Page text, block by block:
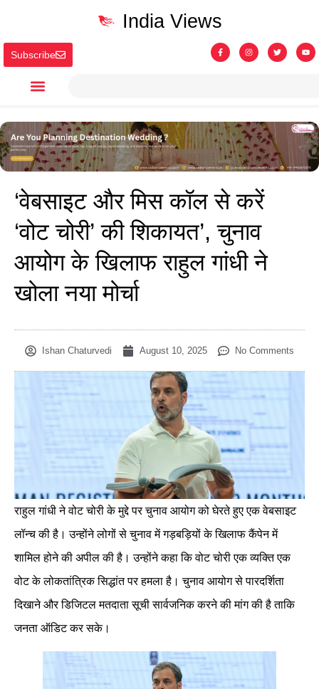
Subscribe
India Views
‘वेबसाइट और मिस कॉल से करें
‘वोट चोरी’ की शिकायत’, चुनाव
आयोग के खिलाफ राहुल गांधी ने
खोला नया मोर्चा
Ishan Chaturvedi August 10, 2025 No Comments
राहुल गांधी ने वोट चोरी के मुद्दे पर चुनाव आयोग को घेरते हुए एक वेबसाइट
लॉन्च की है। उन्होंने लोगों से चुनाव में गड़बड़ियों के खिलाफ कैंपेन में
शामिल होने की अपील की है। उन्होंने कहा कि वोट चोरी एक व्यक्ति एक
वोट के लोकतांत्रिक सिद्धांत पर हमला है। चुनाव आयोग से पारदर्शिता
दिखाने और डिजिटल मतदाता सूची सार्वजनिक करने की मांग की है ताकि
जनता ऑडिट कर सके।